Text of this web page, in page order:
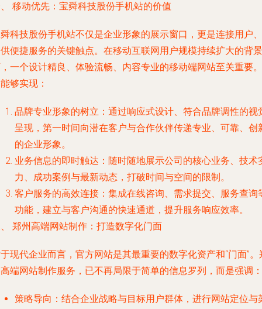
移动优先：宝舜科技股份手机站的价值
科技股份手机站不仅是企业形象的展示窗口，更是连接用户、
便捷服务的关键触点。在移动互联网用户规模持续扩大的背景
一个设计精良、体验流畅、内容专业的移动端网站至关重要。
够实现：
品牌专业形象的树立 ：通过响应式设计、符合品牌调性的视
呈现，第一时间向潜在客户与合作伙伴传递专业、可靠、创
的企业形象。
业务信息的即时触达 ：随时随地展示公司的核心业务、技术
力、成功案例与最新动态，打破时间与空间的限制。
客户服务的高效连接 ：集成在线咨询、需求提交、服务查询
功能，建立与客户沟通的快速通道，提升服务响应效率。
郑州高端网站制作：打造数字化门面
现代企业而言，官方网站是其最重要的数字化资产和“门面”。
端网站制作服务，已不再局限于简单的信息罗列，而是强调：
策略导向 ：结合企业战略与目标用户群体，进行网站定位与